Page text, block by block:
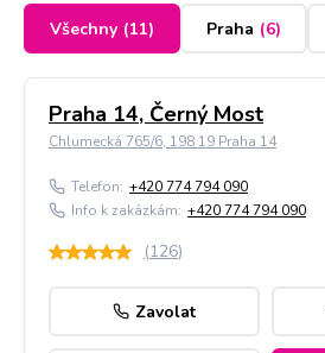
Všechny (11) Praha (6)
Praha 14, Černý Most
Chlumecká 765/6, 198 19 Praha 14
Telefon: +420 774 794 090
Info k zakázkám: +420 774 794 090
(126)
Zavolat